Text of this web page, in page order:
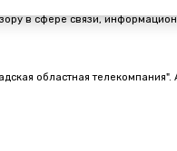
в сфере связи,
областная телекомпания".